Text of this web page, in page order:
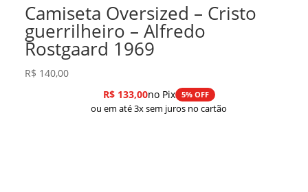
Camiseta Oversized – Cristo
guerrilheiro – Alfredo
Rostgaard 1969
R$ 140,00
R$133,00no Pix 5% OFF
ou em até 3x sem juros no cartão